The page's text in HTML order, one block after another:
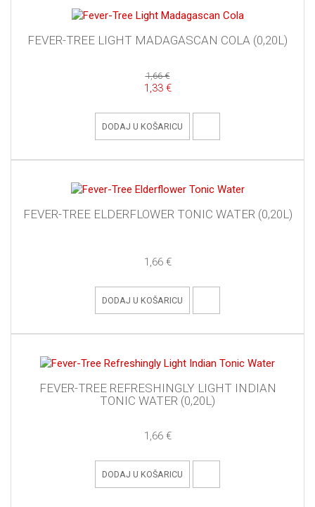
FEVER-TREE LIGHT MADAGASCAN COLA (0,20L)
1,66 €
1,33 €
DODAJ U KOŠARICU
FEVER-TREE ELDERFLOWER TONIC WATER (0,20L)
1,66 €
DODAJ U KOŠARICU
FEVER-TREE REFRESHINGLY LIGHT INDIAN
TONIC WATER (0,20L)
1,66 €
DODAJ U KOŠARICU